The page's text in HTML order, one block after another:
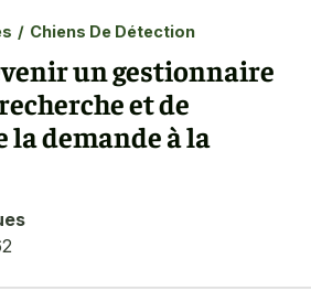
/ Chiens De Détection
un gestionnaire
et de
la demande à la